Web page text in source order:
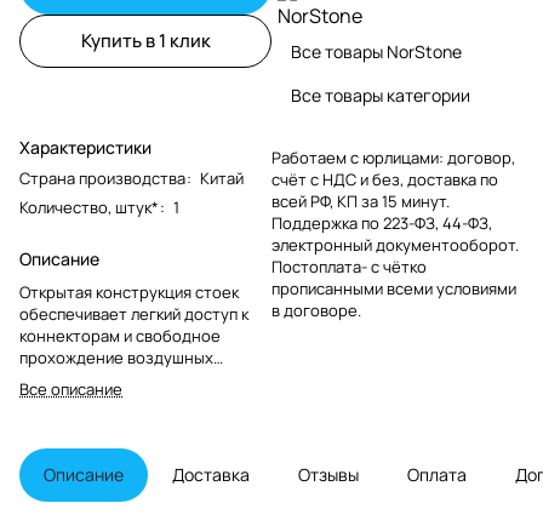
Купить в 1 клик
Характеристики
Страна производства: Китай
Количество, штук*: 1
Описание
Открытая конструкция стоек
обеспечивает легкий доступ к
коннекторам и свободное
прохождение воздушных
потоков, которое способствует
эффективному охлаждению
Все описание
Все товары NorStone
Все товары категории
Работаем с юрлицами: договор,
счёт с НДС и без, доставка по
всей РФ, КП за 15 минут.
Поддержка по 223-ФЗ, 44-ФЗ,
электронный документооборот.
Постоплата- с чётко
прописанными всеми условиями
в договоре.
Описание Доставка Отзывы Оплата